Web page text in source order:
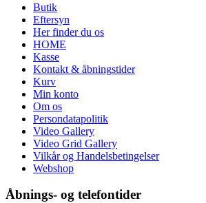
Butik
Eftersyn
Her finder du os
HOME
Kasse
Kontakt & åbningstider
Kurv
Min konto
Om os
Persondatapolitik
Video Gallery
Video Grid Gallery
Vilkår og Handelsbetingelser
Webshop
Åbnings- og telefontider